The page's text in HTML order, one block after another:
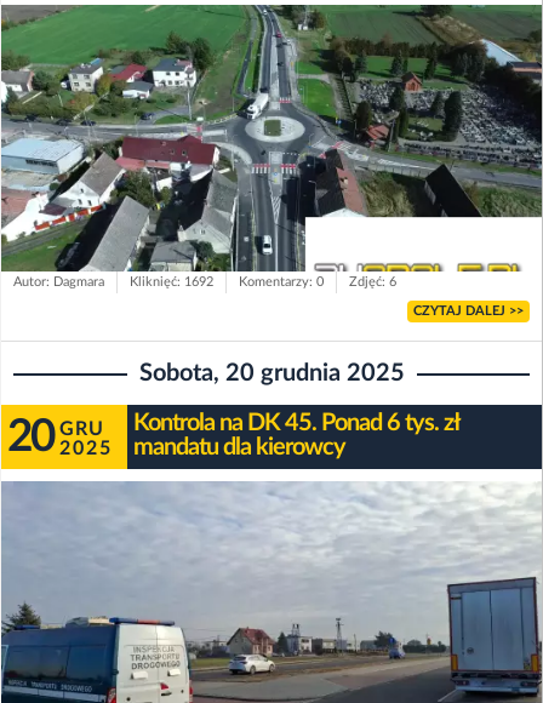
Autor: Dagmara Kliknięć: 1692 Komentarzy: 0 Zdjęć: 6
CZYTAJ DALEJ >>
Sobota, 20 grudnia 2025
20 GRU
2025
Kontrola na DK 45. Ponad 6 tys. zł
mandatu dla kierowcy